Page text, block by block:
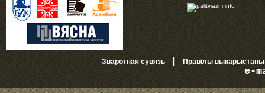
Зваротная сувязь| Правілы
e-